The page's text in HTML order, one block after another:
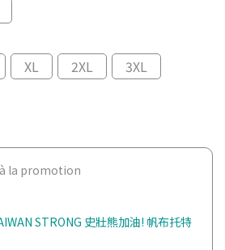
XL 2XL
3XL
la promotion
STRONG 史壯熊加油! 帆布托特